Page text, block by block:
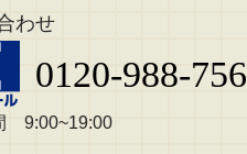
わせ
0120-988-756
9:00~19:00